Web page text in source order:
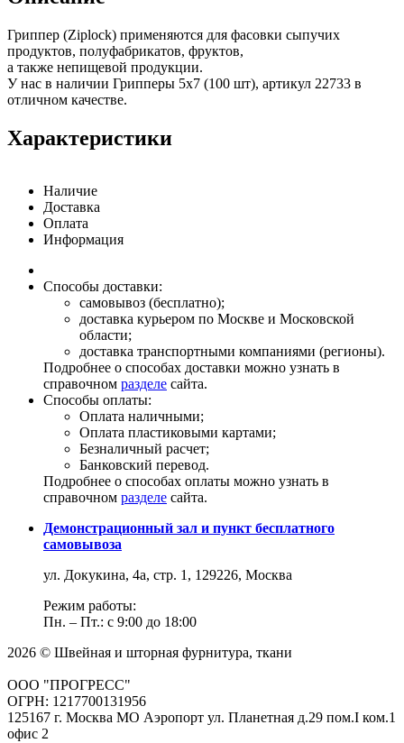
Гриппер (Ziplock) применяются для фасовки сыпучих
продуктов, полуфабрикатов, фруктов,
а также непищевой продукции.
У нас в наличии Грипперы 5х7 (100 шт), артикул 22733 в
отличном качестве.
Характеристики
Наличие
Доставка
Оплата
Информация
Способы доставки:
самовывоз (бесплатно);
доставка курьером по Москве и Московской
области;
доставка транспортными компаниями (регионы).
Подробнее о способах доставки можно узнать в
справочном разделе сайта.
Способы оплаты:
Оплата наличными;
Оплата пластиковыми картами;
Безналичный расчет;
Банковский перевод.
Подробнее о способах оплаты можно узнать в
справочном разделе сайта.
Демонстрационный зал и пункт бесплатного
самовывоза
ул. Докукина, 4а, стр. 1, 129226, Москва
Режим работы:
Пн. – Пт.: с 9:00 до 18:00
2026 © Швейная и шторная фурнитура, ткани
ООО "ПРОГРЕСС"
ОГРН: 1217700131956
125167 г. Москва МО Аэропорт ул. Планетная д.29 пом.I ком.1
офис 2